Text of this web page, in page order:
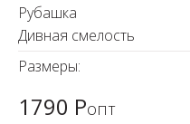
Рубашка
Дивная смелость
Размеры:
1790 Ропт